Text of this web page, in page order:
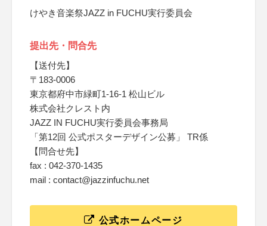
けやき音楽祭JAZZ in FUCHU実行委員会
提出先・問合先
【送付先】
〒183-0006
東京都府中市緑町1-16-1 松山ビル
株式会社クレスト内
JAZZ IN FUCHU実行委員会事務局
「第12回 公式ポスターデザイン公募」 TR係
【問合せ先】
fax : 042-370-1435
mail : contact@jazzinfuchu.net
公式ホームページ